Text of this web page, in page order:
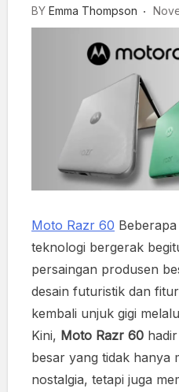
BY Emma Thompson
Moto Razr 60
teknologi bergerak
persaingan produsen
desain futuristik dan
kembali unjuk gigi
Kini, Moto Razr 60
besar yang tidak hanya
nostalgia, tetapi juga